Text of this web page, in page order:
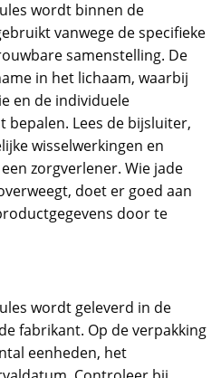
wordt binnen de
vanwege de specifieke
samenstelling. De
in het lichaam, waarbij
en de individuele
bepalen. Lees de bijsluiter,
wisselwerkingen en
zorgverlener. Wie jade
doet er goed aan
door te
wordt geleverd in de
fabrikant. Op de verpakking
eenheden, het